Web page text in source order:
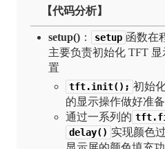
【代码分析】
setup()： setup 函数在
主要负责初始化 TFT
置
tft.init(); 初始
的显示操作做好准备
通过一系列的
delay() 实现颜色